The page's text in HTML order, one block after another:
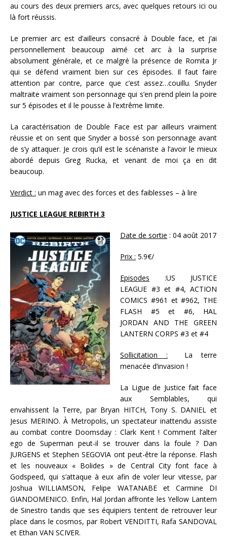
au cours des deux premiers arcs, avec quelques retours ici ou
là fort réussis.
Le premier arc est d’ailleurs consacré à Double face, et j’ai
personnellement beaucoup aimé cet arc à la surprise
absolument générale, et ce malgré la présence de Romita Jr
qui se défend vraiment bien sur ces épisodes. Il faut faire
attention par contre, parce que c’est assez…couillu. Snyder
maltraite vraiment son personnage qui s’en prend plein la poire
sur 5 épisodes et il le pousse à l’extrême limite.
La caractérisation de Double Face est par ailleurs vraiment
réussie et on sent que Snyder a bossé son personnage avant
de s’y attaquer. Je crois qu’il est le scénariste a l’avoir le mieux
abordé depuis Greg Rucka, et venant de moi ça en dit
beaucoup.
Verdict : un mag avec des forces et des faiblesses – à lire
JUSTICE LEAGUE REBIRTH 3
Date de sortie : 04 août 2017
Prix : 5.9€/
Episodes :US JUSTICE
LEAGUE #3 et #4, ACTION
COMICS #961 et #962, THE
FLASH #5 et #6, HAL
JORDAN AND THE GREEN
LANTERN CORPS #3 et #4
Sollicitation : La terre
menacée d’invasion !
La Ligue de Justice fait face
aux Semblables, qui
envahissent la Terre, par Bryan HITCH, Tony S. DANIEL et
Jesus MERINO. À Metropolis, un spectateur inattendu assiste
au combat contre Doomsday : Clark Kent ! Comment l’alter
ego de Superman peut-il se trouver dans la foule ? Dan
JURGENS et Stephen SEGOVIA ont peut-être la réponse. Flash
et les nouveaux « Bolides » de Central City font face à
Godspeed, qui s’attaque à eux afin de voler leur vitesse, par
Joshua WILLIAMSON, Felipe WATANABE et Carmine DI
GIANDOMENICO. Enfin, Hal Jordan affronte les Yellow Lantern
de Sinestro tandis que ses équipiers tentent de retrouver leur
place dans le cosmos, par Robert VENDITTI, Rafa SANDOVAL
et Ethan VAN SCIVER.